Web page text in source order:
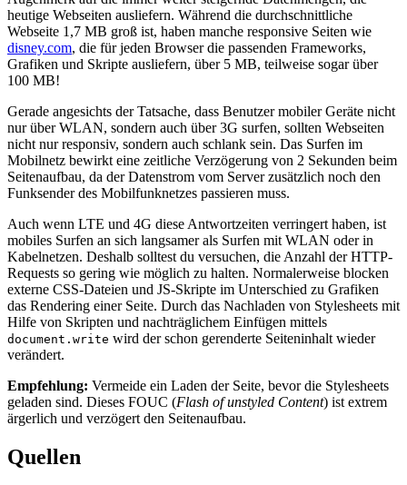
heutige Webseiten ausliefern. Während die durchschnittliche
Webseite 1,7 MB groß ist, haben manche responsive Seiten wie
disney.com, die für jeden Browser die passenden Frameworks,
Grafiken und Skripte ausliefern, über 5 MB, teilweise sogar über
100 MB!
Gerade angesichts der Tatsache, dass Benutzer mobiler Geräte nicht
nur über WLAN, sondern auch über 3G surfen, sollten Webseiten
nicht nur responsiv, sondern auch schlank sein. Das Surfen im
Mobilnetz bewirkt eine zeitliche Verzögerung von 2 Sekunden beim
Seitenaufbau, da der Datenstrom vom Server zusätzlich noch den
Funksender des Mobilfunknetzes passieren muss.
Auch wenn LTE und 4G diese Antwortzeiten verringert haben, ist
mobiles Surfen an sich langsamer als Surfen mit WLAN oder in
Kabelnetzen. Deshalb solltest du versuchen, die Anzahl der HTTP-
Requests so gering wie möglich zu halten. Normalerweise blocken
externe CSS-Dateien und JS-Skripte im Unterschied zu Grafiken
das Rendering einer Seite. Durch das Nachladen von Stylesheets mit
Hilfe von Skripten und nachträglichem Einfügen mittels
document.write wird der schon gerenderte Seiteninhalt wieder
verändert.
Empfehlung: Vermeide ein Laden der Seite, bevor die Stylesheets
geladen sind. Dieses FOUC (Flash of unstyled Content) ist extrem
ärgerlich und verzögert den Seitenaufbau.
Quellen